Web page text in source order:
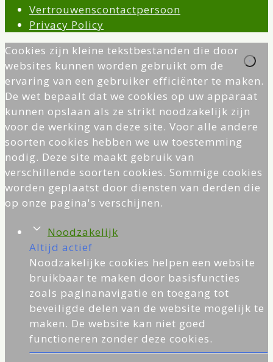
Vertrouwenscontactpersoon
Privacy Policy
Cookies zijn kleine tekstbestanden die door
websites kunnen worden gebruikt om de
ervaring van een gebruiker efficiënter te maken.
De wet bepaalt dat we cookies op uw apparaat
kunnen opslaan als ze strikt noodzakelijk zijn
voor de werking van deze site. Voor alle andere
soorten cookies hebben we uw toestemming
nodig. Deze site maakt gebruik van
verschillende soorten cookies. Sommige cookies
worden geplaatst door diensten van derden die
op onze pagina's verschijnen.
Noodzakelijk
Altijd actief
Noodzakelijke cookies helpen een website
bruikbaar te maken door basisfuncties
zoals paginanavigatie en toegang tot
beveiligde delen van de website mogelijk te
maken. De website kan niet goed
functioneren zonder deze cookies.